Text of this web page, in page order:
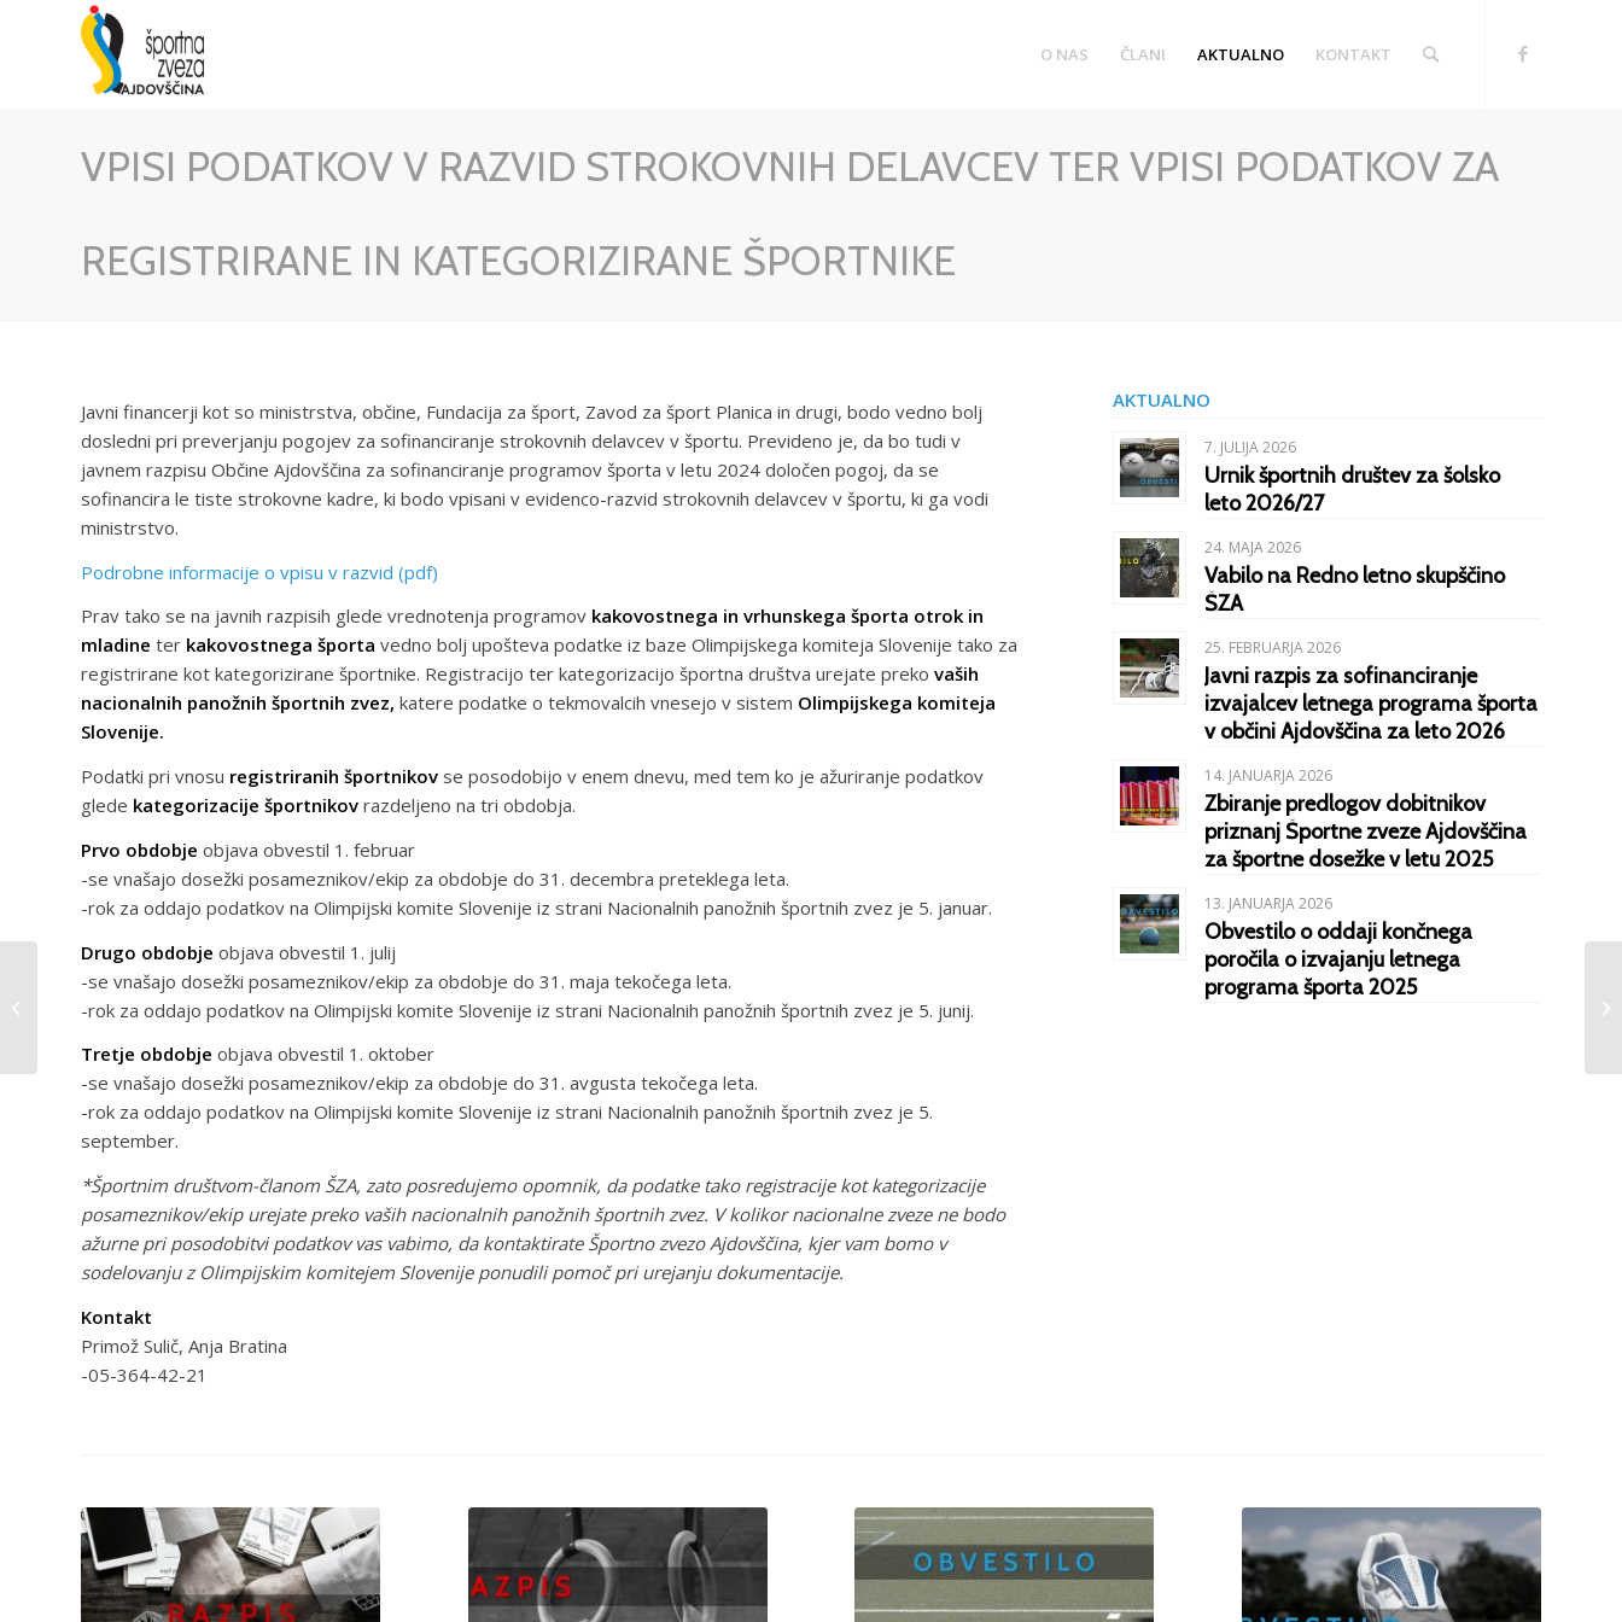
O NAS ČLANI AKTUALNO KONTAKT
VPISI PODATKOV V RAZVID STROKOVNIH DELAVCEV TER VPISI PODATKOV ZA
REGISTRIRANE IN KATEGORIZIRANE ŠPORTNIKE
Javni financerji kot so ministrstva, občine, Fundacija za šport, Zavod za šport Planica in drugi, bodo vedno bolj
dosledni pri preverjanju pogojev za sofinanciranje strokovnih delavcev v športu. Prevideno je, da bo tudi v
javnem razpisu Občine Ajdovščina za sofinanciranje programov športa v letu 2024 določen pogoj, da se
sofinancira le tiste strokovne kadre, ki bodo vpisani v evidenco-razvid strokovnih delavcev v športu, ki ga vodi
ministrstvo.
Podrobne informacije o vpisu v razvid (pdf)
Prav tako se na javnih razpisih glede vrednotenja programov kakovostnega in vrhunskega športa otrok in
mladine ter kakovostnega športa vedno bolj upošteva podatke iz baze Olimpijskega komiteja Slovenije tako za
registrirane kot kategorizirane športnike. Registracijo ter kategorizacijo športna društva urejate preko vaših
nacionalnih panožnih športnih zvez, katere podatke o tekmovalcih vnesejo v sistem Olimpijskega komiteja
Slovenije.
Podatki pri vnosu registriranih športnikov se posodobijo v enem dnevu, med tem ko je ažuriranje podatkov
glede kategorizacije športnikov razdeljeno na tri obdobja.
Prvo obdobje objava obvestil 1. februar
-se vnašajo dosežki posameznikov/ekip za obdobje do 31. decembra preteklega leta.
-rok za oddajo podatkov na Olimpijski komite Slovenije iz strani Nacionalnih panožnih športnih zvez je 5. januar.
Drugo obdobje objava obvestil 1. julij
-se vnašajo dosežki posameznikov/ekip za obdobje do 31. maja tekočega leta.
-rok za oddajo podatkov na Olimpijski komite Slovenije iz strani Nacionalnih panožnih športnih zvez je 5. junij.
Tretje obdobje objava obvestil 1. oktober
-se vnašajo dosežki posameznikov/ekip za obdobje do 31. avgusta tekočega leta.
-rok za oddajo podatkov na Olimpijski komite Slovenije iz strani Nacionalnih panožnih športnih zvez je 5.
september.
*Športnim društvom-članom ŠZA, zato posredujemo opomnik, da podatke tako registracije kot kategorizacije
posameznikov/ekip urejate preko vaših nacionalnih panožnih športnih zvez. V kolikor nacionalne zveze ne bodo
ažurne pri posodobitvi podatkov vas vabimo, da kontaktirate Športno zvezo Ajdovščina, kjer vam bomo v
sodelovanju z Olimpijskim komitejem Slovenije ponudili pomoč pri urejanju dokumentacije.
Kontakt
Primož Sulič, Anja Bratina
-05-364-42-21
AKTUALNO
7. JULIJA 2026
Urnik športnih društev za šolsko
leto 2026/27
24. MAJA 2026
Vabilo na Redno letno skupščino
ŠZA
25. FEBRUARJA 2026
Javni razpis za sofinanciranje
izvajalcev letnega programa športa
v občini Ajdovščina za leto 2026
14. JANUARJA 2026
Zbiranje predlogov dobitnikov
priznanj Športne zveze Ajdovščina
za športne dosežke v letu 2025
13. JANUARJA 2026
Obvestilo o oddaji končnega
poročila o izvajanju letnega
programa športa 2025
Mini Olimpijada 2023